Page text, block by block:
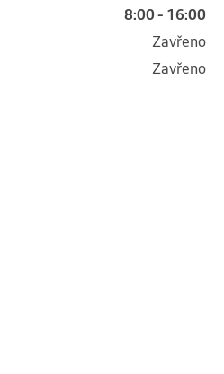
8:00 - 16:00
Zavřeno
Zavřeno